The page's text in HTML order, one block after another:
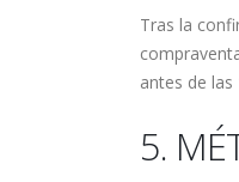
Tras la
antes de
5.